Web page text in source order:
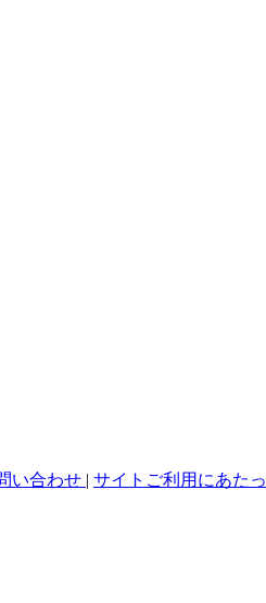
い合わせ | サイトご利用にあた